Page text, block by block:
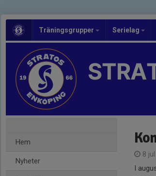
Träningsgrupper Serielag
Hem
Nyheter
8
I